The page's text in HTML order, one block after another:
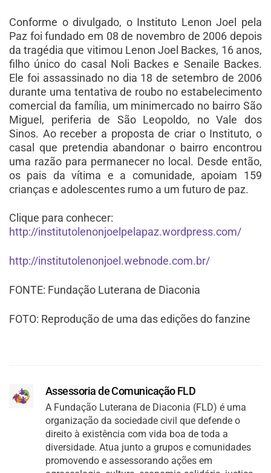
Conforme o divulgado, o Instituto Lenon Joel pela
Paz foi fundado em 08 de novembro de 2006 depois
da tragédia que vitimou Lenon Joel Backes, 16 anos,
filho único do casal Noli Backes e Senaile Backes.
Ele foi assassinado no dia 18 de setembro de 2006
durante uma tentativa de roubo no estabelecimento
comercial da família, um minimercado no bairro São
Miguel, periferia de São Leopoldo, no Vale dos
Sinos. Ao receber a proposta de criar o Instituto, o
casal que pretendia abandonar o bairro encontrou
uma razão para permanecer no local. Desde então,
os pais da vítima e a comunidade, apoiam 159
crianças e adolescentes rumo a um futuro de paz.
Clique para conhecer:
http://institutolenonjoelpelapaz.wordpress.com/
http://institutolenonjoel.webnode.com.br/
FONTE: Fundação Luterana de Diaconia
FOTO: Reprodução de uma das edições do fanzine
Assessoria de Comunicação FLD
A Fundação Luterana de Diaconia (FLD) é uma
organização da sociedade civil que defende o
direito à existência com vida boa de toda a
diversidade. Atua junto a grupos e comunidades
promovendo e assessorando ações em